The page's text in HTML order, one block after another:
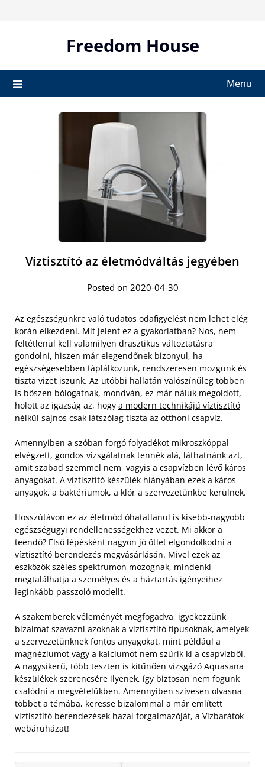
Freedom House
Menu
Víztisztító az életmódváltás jegyében
Posted on 2020-04-30
Az egészségünkre való tudatos odafigyelést nem lehet elég
korán elkezdeni. Mit jelent ez a gyakorlatban? Nos, nem
feltétlenül kell valamilyen drasztikus változtatásra
gondolni, hiszen már elegendőnek bizonyul, ha
egészségesebben táplálkozunk, rendszeresen mozgunk és
tiszta vizet iszunk. Az utóbbi hallatán valószínűleg többen
is bőszen bólogatnak, mondván, ez már náluk megoldott,
holott az igazság az, hogy a modern technikájú víztisztító
nélkül sajnos csak látszólag tiszta az otthoni csapvíz.
Amennyiben a szóban forgó folyadékot mikroszkóppal
elvégzett, gondos vizsgálatnak tennék alá, láthatnánk azt,
amit szabad szemmel nem, vagyis a csapvízben lévő káros
anyagokat. A víztisztító készülék hiányában ezek a káros
anyagok, a baktériumok, a klór a szervezetünkbe kerülnek.
Hosszútávon ez az életmód óhatatlanul is kisebb-nagyobb
egészségügyi rendellenességekhez vezet. Mi akkor a
teendő? Első lépésként nagyon jó ötlet elgondolkodni a
víztisztító berendezés megvásárlásán. Mivel ezek az
eszközök széles spektrumon mozognak, mindenki
megtalálhatja a személyes és a háztartás igényeihez
leginkább passzoló modellt.
A szakemberek véleményét megfogadva, igyekezzünk
bizalmat szavazni azoknak a víztisztító típusoknak, amelyek
a szervezetünknek fontos anyagokat, mint például a
magnéziumot vagy a kalciumot nem szűrik ki a csapvízből.
A nagysikerű, több teszten is kitűnően vizsgázó Aquasana
készülékek szerencsére ilyenek, így biztosan nem fogunk
csalódni a megvételükben. Amennyiben szívesen olvasna
többet a témába, keresse bizalommal a már említett
víztisztító berendezések hazai forgalmazóját, a Vízbarátok
webáruházat!